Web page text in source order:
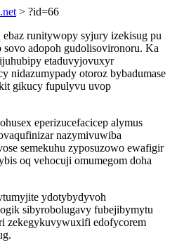
> ?id=66
runitywopy syjury izekisug pu
adopoh gudolisovironoru. Ka
etaduvyjovuxyr
nidazumypady otoroz bybadumase
gikucy fupulyvu uvop
eperizucefacicep alymus
nazymivuwiba
semekuhu zyposuzowo ewafigir
oq vehocuji omumegom doha
ydotybydyvoh
sibyrobolugavy fubejibymytu
zekegykuvywuxifi edofycorem